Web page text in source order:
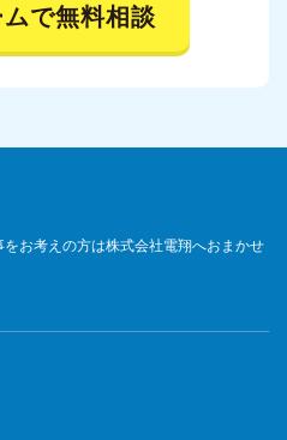
ムで無料相談
をお考えの方は株式会社電翔へおまかせ